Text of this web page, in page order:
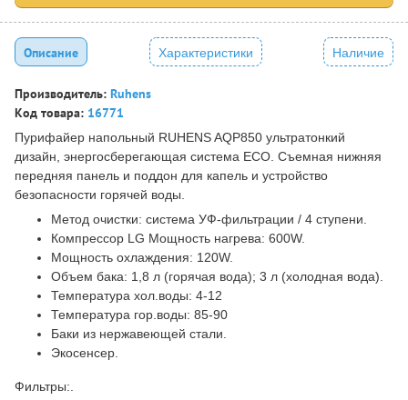
Описание Характеристики Наличие
Производитель: Ruhens
Код товара: 16771
Пурифайер напольный RUHENS AQP850 ультратонкий
дизайн, энергосберегающая система ECO. Съемная нижняя
передняя панель и поддон для капель и устройство
безопасности горячей воды.
Метод очистки: система УФ-фильтрации / 4 ступени.
Компрессор LG Мощность нагрева: 600W.
Мощность охлаждения: 120W.
Объем бака: 1,8 л (горячая вода); 3 л (холодная вода).
Температура хол.воды: 4-12
Температура гор.воды: 85-90
Баки из нержавеющей стали.
Экосенсер.
Фильтры:.